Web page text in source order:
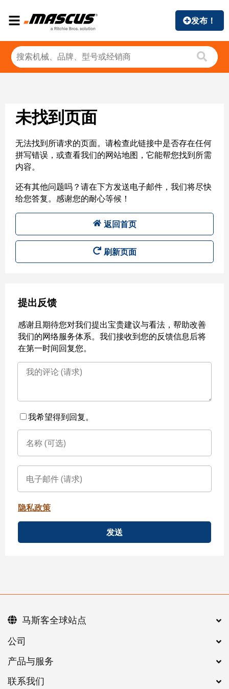
发布！
未找到页面
无法找到所请求的页面。请检查此链接中是否存在任何
拼写错误，或查看我们的网站地图，它能帮您找到所需
内容。
还有其他问题吗？请在下方发送电子邮件，我们将尽快
给您答复。感谢您的耐心等候！
返回首页
刷新页面
提出反馈
感谢且期待您对我们提出宝贵建议与看法，帮助改善
我们的网络服务体系。我们接收到您的反馈信息后将
在第一时间回复您。
我希望得到回复。
隐私政策
发送
公司
产品与服务
联系我们
马斯客全球站点